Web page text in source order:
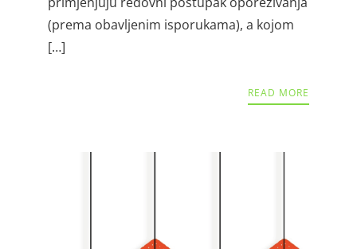
(prema obavljenim isporukama), a kojom
[…]
READ MORE